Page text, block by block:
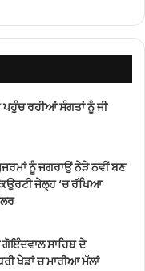
ਰਹੀਆਂ ਸੰਗਤਾਂ ਨੂੰ ਜੀ
ਨੂੰ ਜਗਰਾਉਂ ਨੇੜੇ ਨਵੀਂ ਬਣ
ਜੇਲ੍ਹ ‘ਚ ਰੱਖਿਆ
ਸਾਹਿਬ ਦੇ
ਖੇਡਾਂ ਚ ਮਾਰੀਆ ਮੱਲਾਂ